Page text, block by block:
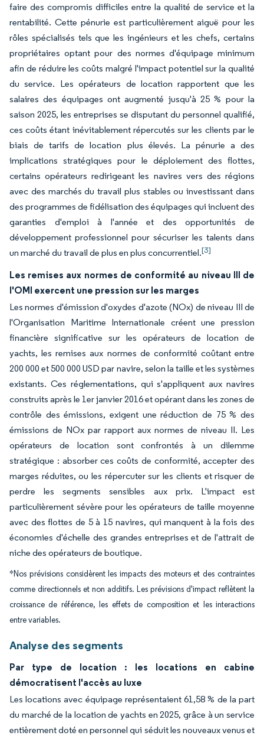
faire des compromis difficiles entre la qualité de service et la
rentabilité. Cette pénurie est particulièrement aiguë pour les
rôles spécialisés tels que les ingénieurs et les chefs, certains
propriétaires optant pour des normes d'équipage minimum
afin de réduire les coûts malgré l'impact potentiel sur la qualité
du service. Les opérateurs de location rapportent que les
salaires des équipages ont augmenté jusqu'à 25 % pour la
saison 2025, les entreprises se disputant du personnel qualifié,
ces coûts étant inévitablement répercutés sur les clients par le
biais de tarifs de location plus élevés. La pénurie a des
implications stratégiques pour le déploiement des flottes,
certains opérateurs redirigeant les navires vers des régions
avec des marchés du travail plus stables ou investissant dans
des programmes de fidélisation des équipages qui incluent des
garanties d'emploi à l'année et des opportunités de
développement professionnel pour sécuriser les talents dans
un marché du travail de plus en plus concurrentiel.[3]
Les remises aux normes de conformité au niveau III de
l'OMI exercent une pression sur les marges
Les normes d'émission d'oxydes d'azote (NOx) de niveau III de
l'Organisation Maritime Internationale créent une pression
financière significative sur les opérateurs de location de
yachts, les remises aux normes de conformité coûtant entre
200 000 et 500 000 USD par navire, selon la taille et les systèmes
existants. Ces réglementations, qui s'appliquent aux navires
construits après le 1er janvier 2016 et opérant dans les zones de
contrôle des émissions, exigent une réduction de 75 % des
émissions de NOx par rapport aux normes de niveau II. Les
opérateurs de location sont confrontés à un dilemme
stratégique : absorber ces coûts de conformité, accepter des
marges réduites, ou les répercuter sur les clients et risquer de
perdre les segments sensibles aux prix. L'impact est
particulièrement sévère pour les opérateurs de taille moyenne
avec des flottes de 5 à 15 navires, qui manquent à la fois des
économies d'échelle des grandes entreprises et de l'attrait de
niche des opérateurs de boutique.
*Nos prévisions considèrent les impacts des moteurs et des contraintes
comme directionnels et non additifs. Les prévisions d'impact reflètent la
croissance de référence, les effets de composition et les interactions
entre variables.
Analyse des segments
Par type de location : les locations en cabine
démocratisent l'accès au luxe
Les locations avec équipage représentaient 61,58 % de la part
du marché de la location de yachts en 2025, grâce à un service
entièrement doté en personnel qui séduit les nouveaux venus et